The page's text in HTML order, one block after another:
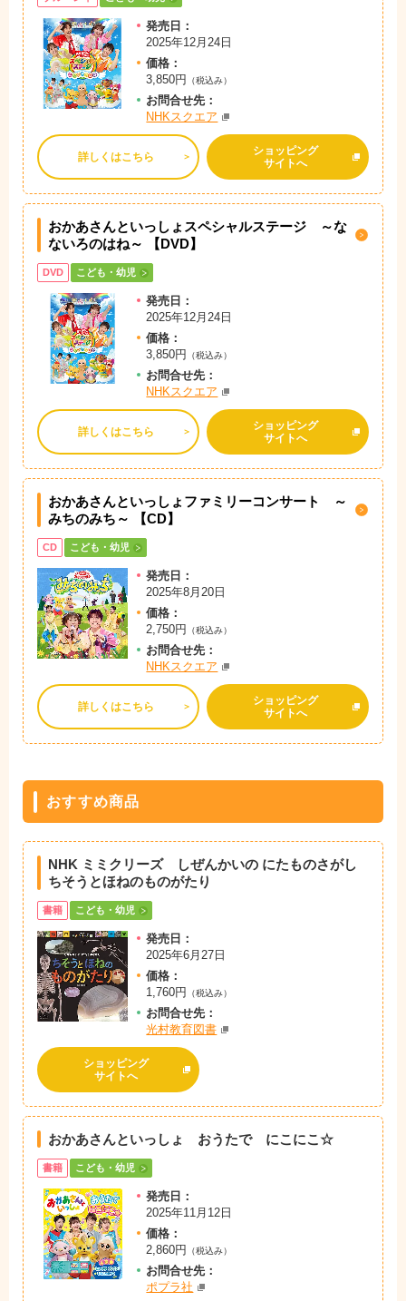
発売日：
2025年12月24日
価格：
3,850円
（税込み）
お問合せ先：
NHKスクエア
詳しくはこちら
ショッピング
サイトへ
おかあさんといっしょスペシャルステージ ～な
ないろのはね～ 【DVD】
DVD こども・幼児
発売日：
2025年12月24日
価格：
3,850円
（税込み）
お問合せ先：
NHKスクエア
詳しくはこちら
ショッピング
サイトへ
おかあさんといっしょファミリーコンサート ～
みちのみち～ 【CD】
CD こども・幼児
発売日：
2025年8月20日
価格：
2,750円
（税込み）
お問合せ先：
NHKスクエア
詳しくはこちら
ショッピング
サイトへ
おすすめ商品
NHK ミミクリーズ しぜんかいの にたものさがし
ちそうとほねのものがたり
書籍 こども・幼児
発売日：
2025年6月27日
価格：
1,760円
（税込み）
お問合せ先：
光村教育図書
ショッピング
サイトへ
おかあさんといっしょ おうたで にこにこ☆
書籍 こども・幼児
発売日：
2025年11月12日
価格：
2,860円
（税込み）
お問合せ先：
ポプラ社